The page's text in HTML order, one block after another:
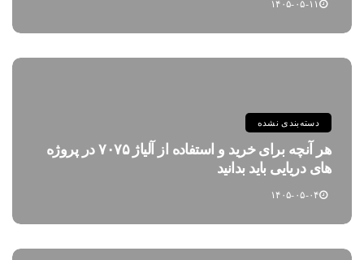
۱۴۰۵-۰۵-۱۱
دسته‌بندی نشده
هر آنچه برای خرید و استفاده از آلیاژ ۷۰۷۵ در پروژه
های دریایی باید بدانید
۱۴۰۵-۰۵-۰۴